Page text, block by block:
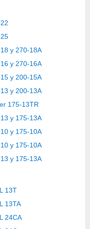
y 270-18A
y 270-16A
y 200-15A
y 200-13A
175-13TR
y 175-13A
y 175-10A
y 175-10A
y 175-13A
13T
13TA
24CA